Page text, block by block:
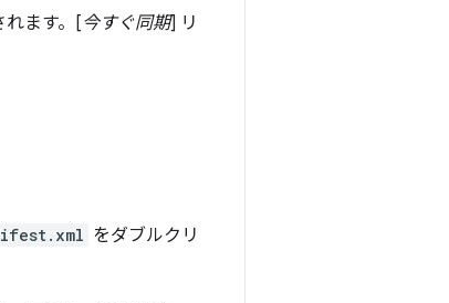
ます。[今すぐ同期] リ
をダブルクリ